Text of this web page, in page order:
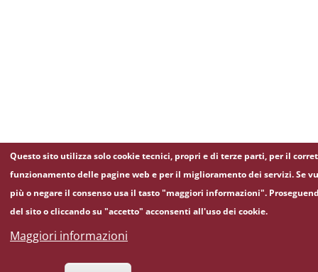
Questo sito utilizza solo cookie tecnici, propri e di terze parti, per il
funzionamento delle pagine web e per il miglioramento dei servizi. Se
più o negare il consenso usa il tasto "maggiori informazioni".
del sito o cliccando su "accetto" acconsenti all'uso dei cookie.
Maggiori informazioni